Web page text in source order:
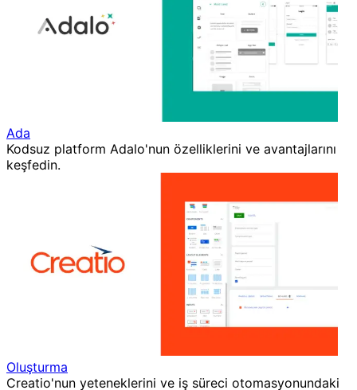
Ada
Kodsuz platform Adalo'nun özelliklerini ve avantajlarını
keşfedin.
Oluşturma
Creatio'nun yeteneklerini ve iş süreci otomasyonundaki